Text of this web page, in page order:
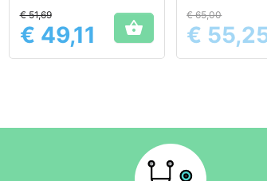
Prijs
€ 51,69
€ 49,11  Prijs
€ 65,00
€